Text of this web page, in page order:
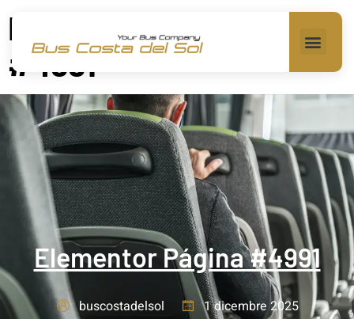
Elementor Página
#4991
Elementor Página #4991
buscostadelsol 1 dicembre 2025